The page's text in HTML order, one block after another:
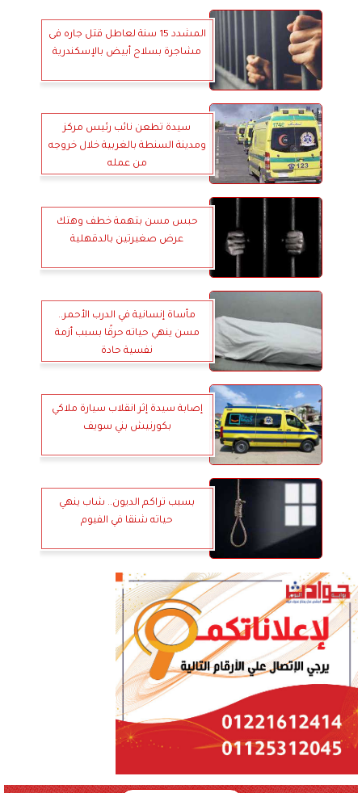
المشدد 15 سنة لعاطل قتل جاره فى
مشاجرة بسلاح أبيض بالإسكندرية
سيدة تطعن نائب رئيس مركز
ومدينة السنطة بالغربية خلال خروجه
من عمله
حبس مسن بتهمة خطف وهتك
عرض صغيرتين بالدقهلية
مأساة إنسانية في الدرب الأحمر..
مسن ينهي حياته حرقًا بسبب أزمة
نفسية حادة
إصابة سيدة إثر انقلاب سيارة ملاكي
بكورنيش بني سويف
بسبب تراكم الديون.. شاب ينهي
حياته شنقا في الفيوم